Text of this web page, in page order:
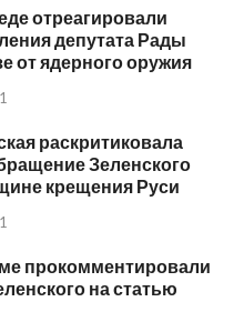
отреагировали
депутата Рады
от ядерного оружия
раскритиковала
Зеленского
крещения Руси
прокомментировали
на статью